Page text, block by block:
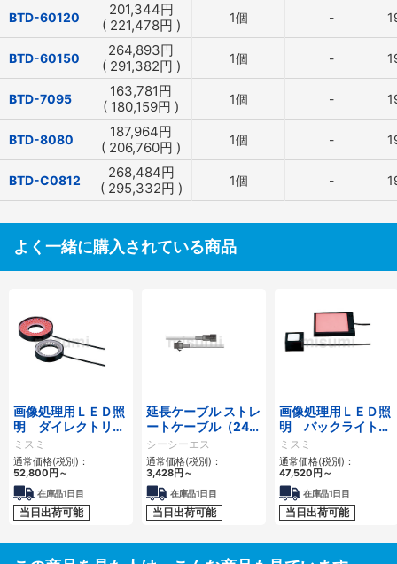
BTD-60120 201,344円
( 221,478円 ) 1個 -
BTD-60150 264,893円
( 291,382円 ) 1個 -
BTD-7095 163,781円
( 180,159円 ) 1個 -
BTD-8080 187,964円
( 206,760円 ) 1個 -
BTD-C0812 268,484円
( 295,332円 ) 1個 -
よく一緒に購入されている商品
画像処理用ＬＥＤ照
明 ダイレクトリン
グタイプ
ミスミ
通常価格(税別)：
52,800 円 ～
在庫品1日目
当日出荷可能
延長ケーブル ストレ
ートケーブル（24V
用／HLV用） FCBシ
リーズ
シーシーエス
通常価格(税別)：
3,428円 ～
在庫品1日目
当日出荷可能
画像処理用ＬＥＤ照
明 バックライトタ
イプ
ミスミ
通常価格(税別)：
47,520 円 ～
在庫品1日目
当日出荷可能